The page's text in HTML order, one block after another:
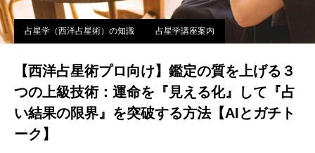
占星学（西洋占星術）の知識 占星学講座案内
【西洋占星術プロ向け】鑑定の質を上げる３
つの上級技術：運命を『見える化』して『占
い結果の限界』を突破する方法【AIとガチト
ーク】